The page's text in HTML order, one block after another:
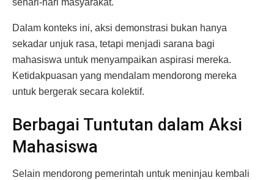
sehari-hari masyarakat.
Dalam konteks ini, aksi demonstrasi bukan hanya
sekadar unjuk rasa, tetapi menjadi sarana bagi
mahasiswa untuk menyampaikan aspirasi mereka.
Ketidakpuasan yang mendalam mendorong mereka
untuk bergerak secara kolektif.
Berbagai Tuntutan dalam Aksi
Mahasiswa
Selain mendorong pemerintah untuk meninjau kembali